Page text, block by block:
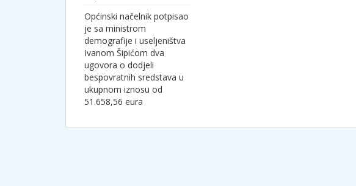
Općinski načelnik potpisao
je sa ministrom
demografije i useljeništva
Ivanom Šipićom dva
ugovora o dodjeli
bespovratnih sredstava u
ukupnom iznosu od
51.658,56 eura